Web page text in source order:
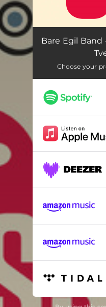
Odd Reinsfelt
Bjørn Bjørn
Særpingane
Hva Skal Vi
Kom Til
Saugestad,
Alle Hjerters
Jeg Får Et Kick
Lillestrøm
Bare Egil Band
Choose your